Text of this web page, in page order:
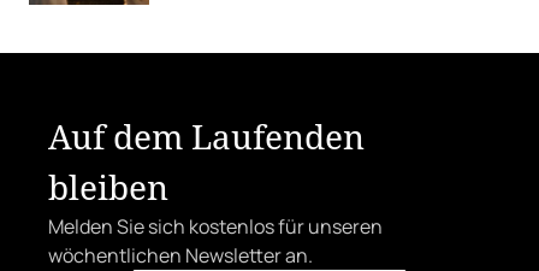
Auf dem Laufenden
bleiben
Melden Sie sich kostenlos für unseren
wöchentlichen Newsletter an.